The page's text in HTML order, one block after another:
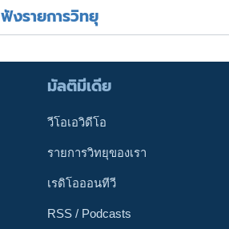
ฟังรายการวิทยุ
มัลติมีเดีย
วีโอเอวิดีโอ
รายการวิทยุของเรา
เรดิโอออนทีวี
RSS / Podcasts